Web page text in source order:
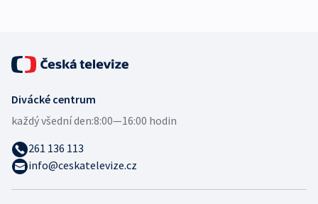
Divácké centrum
každý všední den:8:00—16:00 hodin
261 136 113
info@ceskatelevize.cz